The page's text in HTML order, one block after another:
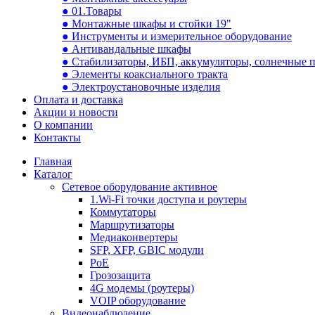
● 01.Товары
● Монтажные шкафы и стойки 19"
● Инструменты и измерительное оборудование
● Антивандальные шкафы
● Стабилизаторы, ИБП, аккумуляторы, солнечные
● Элементы коаксиального тракта
● Электроустановочные изделия
Оплата и доставка
Акции и новости
О компании
Контакты
Главная
Каталог
Сетевое оборудование активное
1.Wi-Fi точки доступа и роутеры
Коммутаторы
Маршрутизаторы
Медиаконвертеры
SFP, XFP, GBIC модули
PoE
Грозозащита
4G модемы (роутеры)
VOIP оборудование